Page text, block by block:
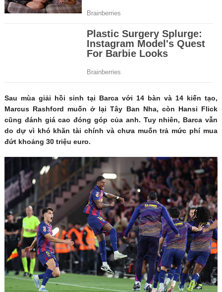
Sau mùa giải hồi sinh tại Barca với 14 bàn và 14 kiến tạo,
Marcus Rashford muốn ở lại Tây Ban Nha, còn Hansi Flick
cũng đánh giá cao đóng góp của anh. Tuy nhiên, Barca vẫn
do dự vì khó khăn tài chính và chưa muốn trả mức phí mua
đứt khoảng 30 triệu euro.